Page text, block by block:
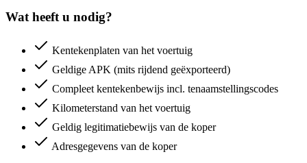
Wat heeft u nodig?
Kentekenplaten van het voertuig
Geldige APK (mits rijdend geëxporteerd)
Compleet kentekenbewijs incl. tenaamstellingscodes
Kilometerstand van het voertuig
Geldig legitimatiebewijs van de koper
Adresgegevens van de koper